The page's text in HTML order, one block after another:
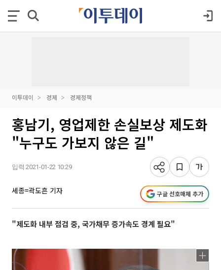
이투데이 경제 경제정책
홍남기, 영업제한 손실보상 제도화
"누구도 가보지 않은 길"
입력 2021-01-22 10:29
세종=곽도흔 기자 구글 선호매체 추가
"제도화 내부 점검 중, 국가채무 증가속도 경계 필요"